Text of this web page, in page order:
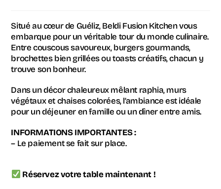
Situé au cœur de Guéliz, Beldi Fusion Kitchen vous
embarque pour un véritable tour du monde culinaire.
Entre couscous savoureux, burgers gourmands,
brochettes bien grillées ou toasts créatifs, chacun y
trouve son bonheur.
Dans un décor chaleureux mêlant raphia, murs
végétaux et chaises colorées, l’ambiance est idéale
pour un déjeuner en famille ou un dîner entre amis.
INFORMATIONS IMPORTANTES :
– Le paiement se fait sur place.
Réservez votre table maintenant !